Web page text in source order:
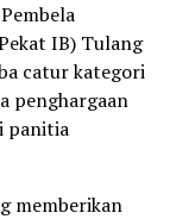
IB) Tulang
catur kategori
penghargaan
panitia
memberikan